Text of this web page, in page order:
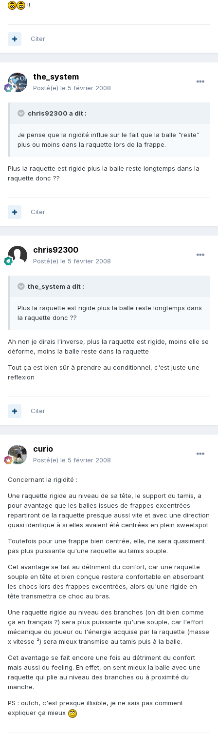
!!
Citer
the_system
Posté(e) le 5 février 2008
chris92300 a dit :
Je pense que la rigidité influe sur le fait que la balle "reste"
plus ou moins dans la raquette lors de la frappe.
Plus la raquette est rigide plus la balle reste longtemps dans la
raquette donc ??
Citer
chris92300
Posté(e) le 5 février 2008
the_system a dit :
Plus la raquette est rigide plus la balle reste longtemps dans
la raquette donc ??
Ah non je dirais l'inverse, plus la raquette est rigide, moins elle se
déforme, moins la balle reste dans la raquette
Tout ça est bien sûr à prendre au conditionnel, c'est juste une
reflexion
Citer
curio
Posté(e) le 5 février 2008
Concernant la rigidité :
Une raquette rigide au niveau de sa tête, le support du tamis, a
pour avantage que les balles issues de frappes excentrées
repartiront de la raquette presque aussi vite et avec une direction
quasi identique à si elles avaient été centrées en plein sweetspot.
Toutefois pour une frappe bien centrée, elle, ne sera quasiment
pas plus puissante qu'une raquette au tamis souple.
Cet avantage se fait au détriment du confort, car une raquette
souple en tête et bien conçue restera confortable en absorbant
les chocs lors des frappes excentrées, alors qu'une rigide en
tête transmettra ce choc au bras.
Une raquette rigide au niveau des branches (on dit bien comme
ça en français ?) sera plus puissante qu'une souple, car l'effort
mécanique du joueur ou l'énergie acquise par la raquette (masse
x vitesse ²) sera mieux transmise au tamis puis à la balle.
Cet avantage se fait encore une fois au détriment du confort
mais aussi du feeling. En effet, on sent mieux la balle avec une
raquette qui plie au niveau des branches ou à proximité du
manche.
PS : outch, c'est presque illisible, je ne sais pas comment
expliquer ça mieux